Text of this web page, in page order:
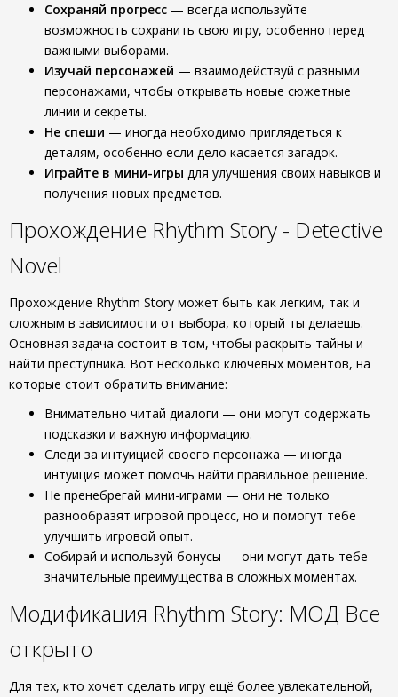
Сохраняй прогресс — всегда используйте
возможность сохранить свою игру, особенно перед
важными выборами.
Изучай персонажей — взаимодействуй с разными
персонажами, чтобы открывать новые сюжетные
линии и секреты.
Не спеши — иногда необходимо приглядеться к
деталям, особенно если дело касается загадок.
Играйте в мини-игры для улучшения своих навыков и
получения новых предметов.
Прохождение Rhythm Story - Detective
Novel
Прохождение Rhythm Story может быть как легким, так и
сложным в зависимости от выбора, который ты делаешь.
Основная задача состоит в том, чтобы раскрыть тайны и
найти преступника. Вот несколько ключевых моментов, на
которые стоит обратить внимание:
Внимательно читай диалоги — они могут содержать
подсказки и важную информацию.
Следи за интуицией своего персонажа — иногда
интуиция может помочь найти правильное решение.
Не пренебрегай мини-играми — они не только
разнообразят игровой процесс, но и помогут тебе
улучшить игровой опыт.
Собирай и используй бонусы — они могут дать тебе
значительные преимущества в сложных моментах.
Модификация Rhythm Story: МОД Все
открыто
Для тех, кто хочет сделать игру ещё более увлекательной,